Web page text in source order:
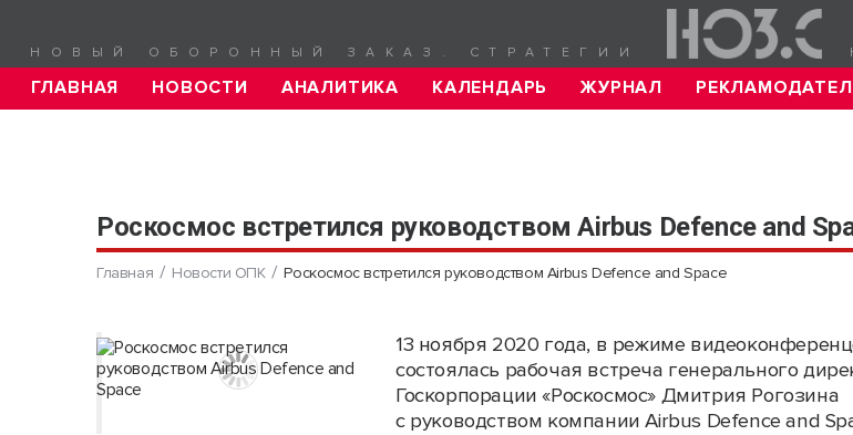
НОВЫЙ ОБОРОННЫЙ ЗАКАЗ. СТРАТЕГИИ
ГЛАВНАЯ НОВОСТИ АНАЛИТИКА КАЛЕНДАРЬ ЖУРНАЛ
Роскосмос встретился руководством Airbus Defence and
Главная Новости ОПК Роскосмос встретился руководством Airbus Defence and Space
13 ноября 2020 года, в режиме
состоялась рабочая встреча генерального
Госкорпорации «Роскосмос» Дмитрия Рогозина
с руководством компании Airbus Defence and